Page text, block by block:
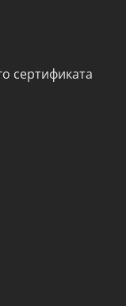
сертификата